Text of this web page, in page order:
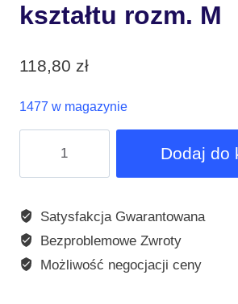
kształtu rozm. M
118,80 zł
1477 w magazynie
Poduszka
ortopedyczna
z
pamięcią
kształtu
Dodaj do
Satysfakcja Gwarantowana
Bezproblemowe Zwroty
Możliwość negocjacji ceny